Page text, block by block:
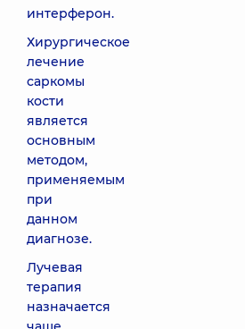
интерферон.
Хирургическое
лечение
саркомы
кости
является
основным
методом,
применяемым
при
данном
диагнозе.
Лучевая
терапия
назначается